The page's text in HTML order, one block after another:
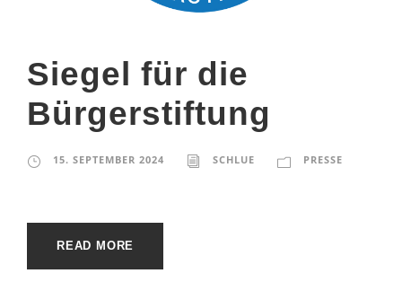
Siegel für die
Bürgerstiftung
15. SEPTEMBER 2024 SCHLUE PRESSE
READ MORE